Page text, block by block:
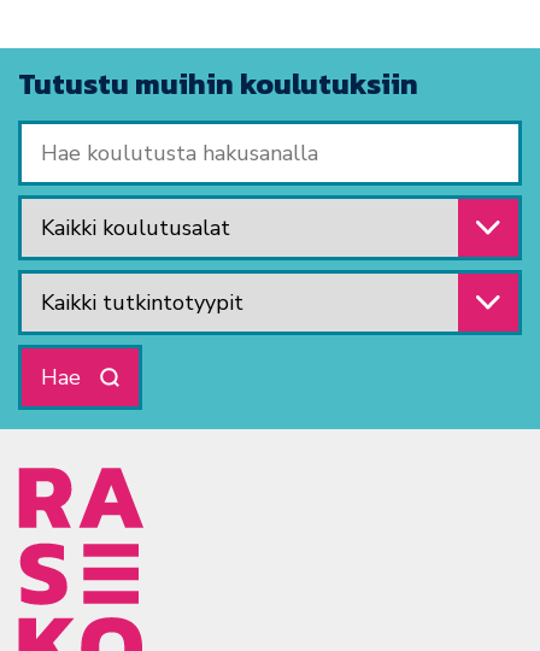
Tutustu muihin koulutuksiin
Valitse koulutusala
Valitse tutkintotyyppi